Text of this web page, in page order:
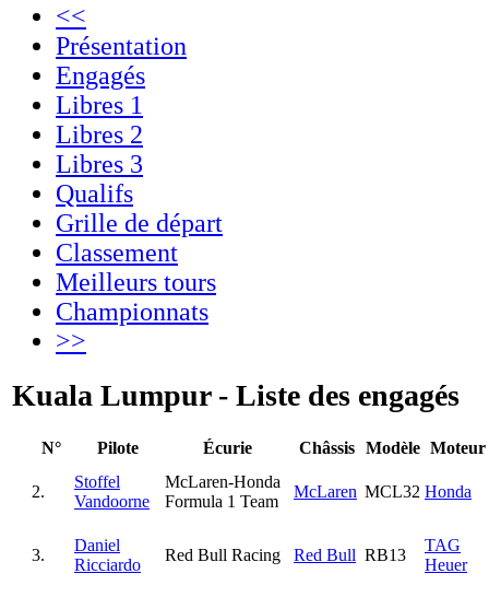
<<
Présentation
Engagés
Libres 1
Libres 2
Libres 3
Qualifs
Grille de départ
Classement
Meilleurs tours
Championnats
>>
Kuala Lumpur - Liste des engagés
N° Pilote Écurie Châssis Modèle Moteur
2.
Stoffel
Vandoorne
McLaren-Honda
Formula 1 Team
McLaren MCL32 Honda
3.
Daniel
Ricciardo
Red Bull Racing Red Bull RB13
TAG
Heuer